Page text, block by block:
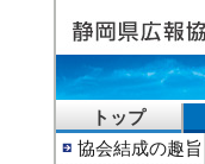
トップ
協会結成の趣旨